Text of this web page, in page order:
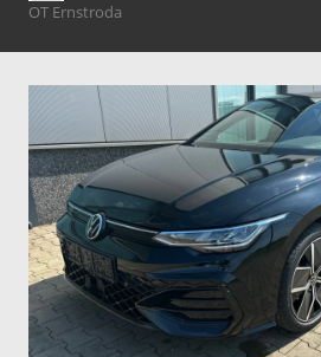
OT Ernstroda